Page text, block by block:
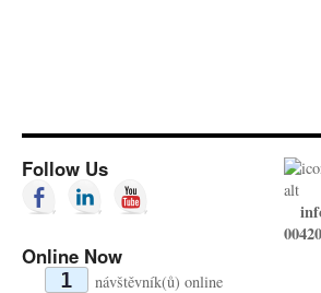
Follow Us
Online Now
1 návštěvník(ů) online